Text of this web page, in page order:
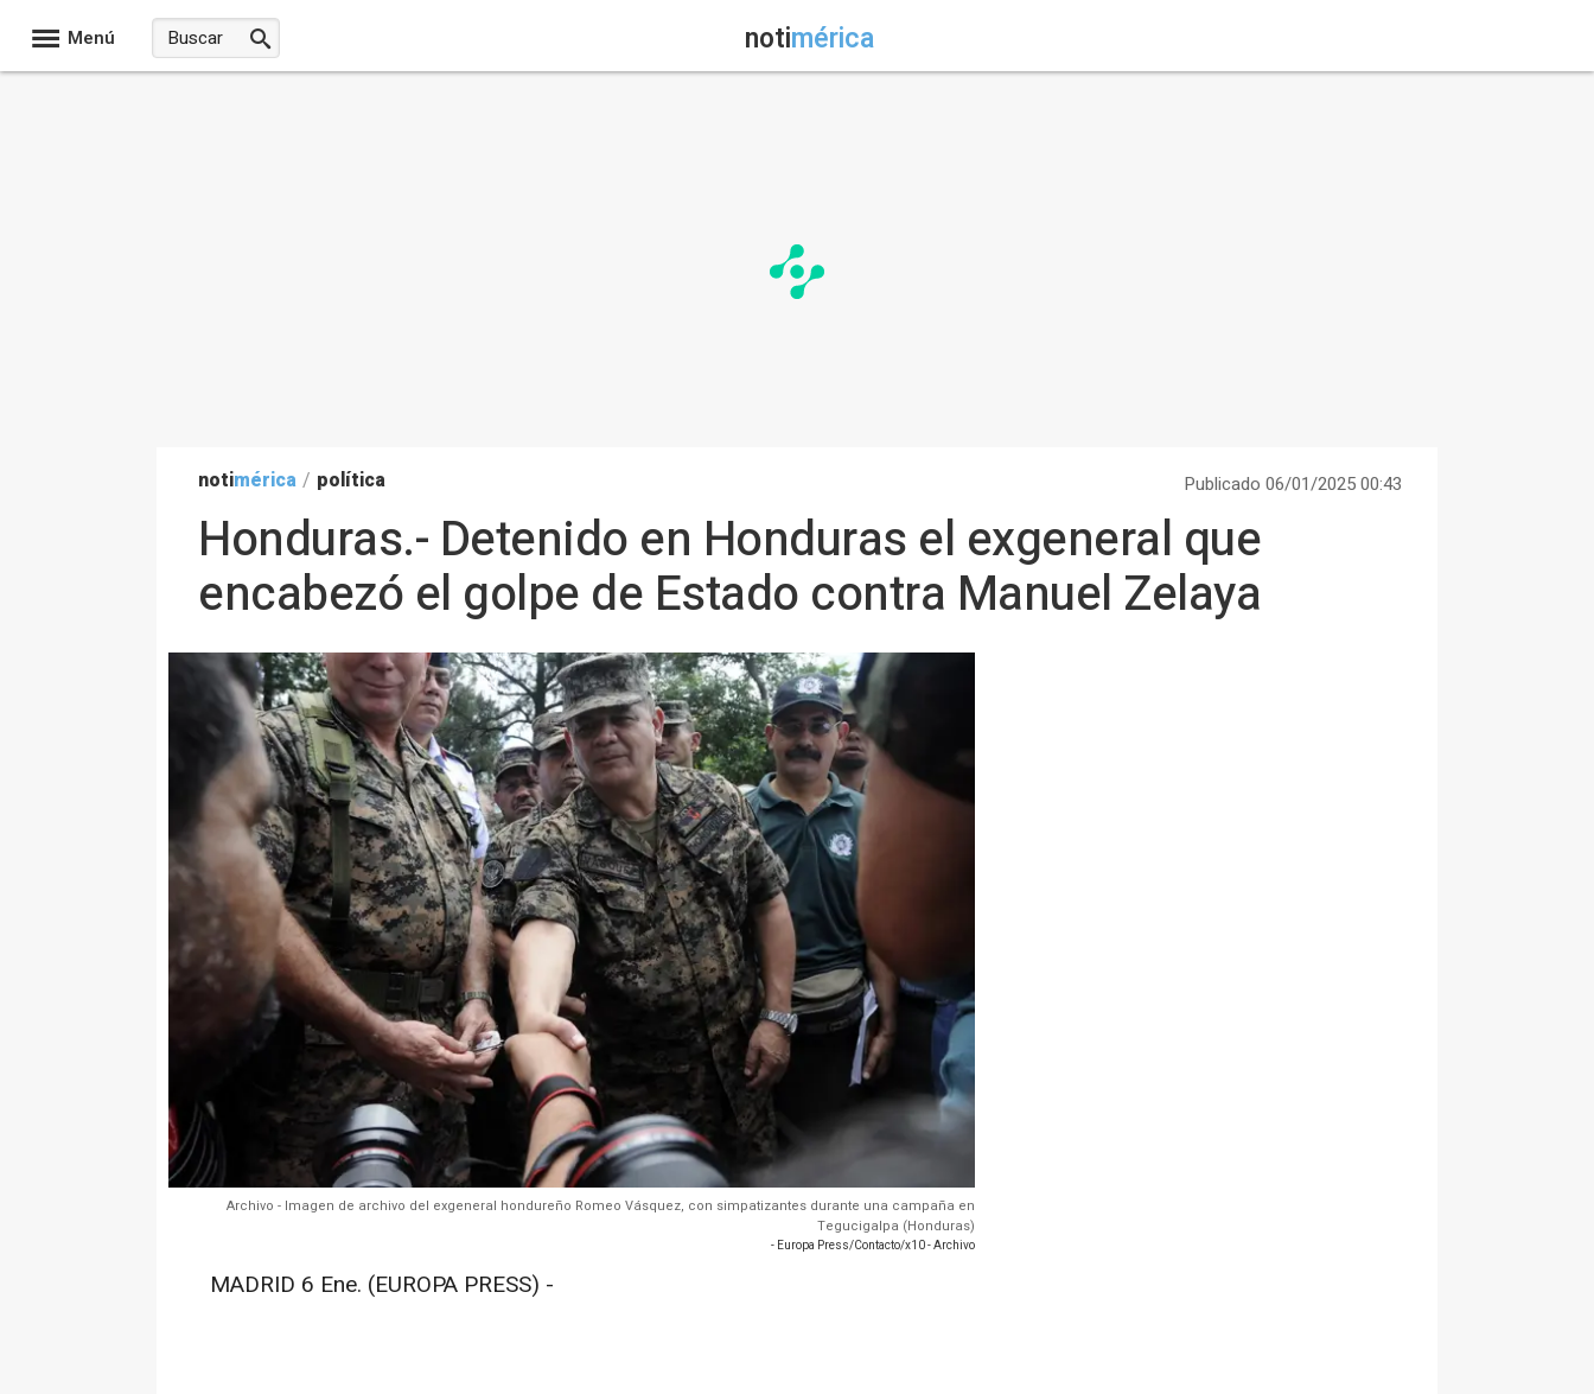
Menú notimérica
notimérica / política Publicado 06/01/2025 00:43
Honduras.- Detenido en Honduras el exgeneral que
encabezó el golpe de Estado contra Manuel Zelaya
Archivo - Imagen de archivo del exgeneral hondureño Romeo Vásquez, con simpatizantes durante una campaña en
Tegucigalpa (Honduras)
- Europa Press/Contacto/x10 - Archivo
MADRID 6 Ene. (EUROPA PRESS) -